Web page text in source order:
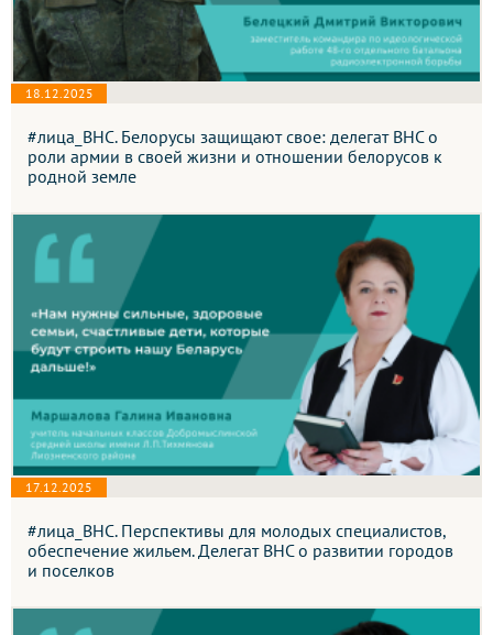
18.12.2025
#лица_ВНС. Белорусы защищают свое: делегат ВНС о
роли армии в своей жизни и отношении белорусов к
родной земле
17.12.2025
#лица_ВНС. Перспективы для молодых специалистов,
обеспечение жильем. Делегат ВНС о развитии городов
и поселков